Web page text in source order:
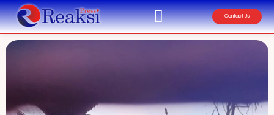
Contact Us